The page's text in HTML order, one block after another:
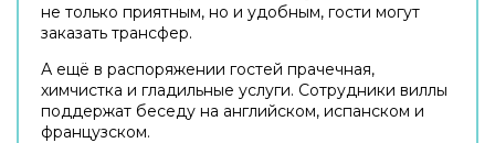
не только приятным, но и удобным, гости могут
заказать трансфер.
А ещё в распоряжении гостей прачечная,
химчистка и гладильные услуги. Сотрудники виллы
поддержат беседу на английском, испанском и
французском.